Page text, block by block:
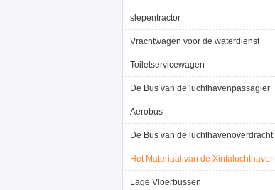
slepentractor
Vrachtwagen voor de waterdienst
Toiletservicewagen
De Bus van de luchthavenpassagier
Aerobus
De Bus van de luchthavenoverdracht
Het Materiaal van de Xinfaluchthaven
Lage Vloerbussen